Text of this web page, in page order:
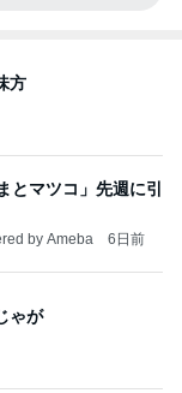
方
とマツコ」先週に引
by Ameba 6日前
ゃが